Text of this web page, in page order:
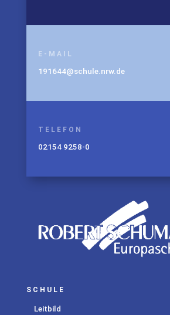
E-MAIL
191644@schule.nrw.de
TELEFON
02154 9258-0
SCHULE
Leitbild